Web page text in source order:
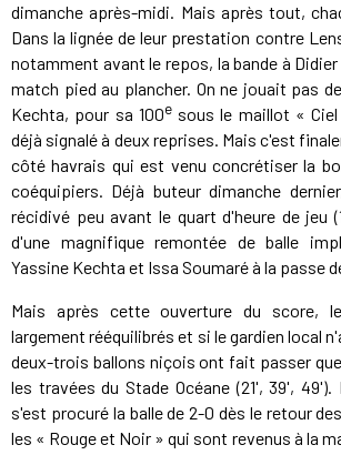
dimanche après-midi. Mais après tout,
Dans la lignée de leur prestation contre
notamment avant le repos, la bande à
match pied au plancher. On ne jouait pas
Kechta, pour sa 100esous le maillot «
déjà signalé à deux reprises. Mais c'est
côté havrais qui est venu concrétiser la
coéquipiers. Déjà buteur dimanche
récidivé peu avant le quart d'heure de jeu
d'une magnifique remontée de balle
Yassine Kechta et Issa Soumaré à la passe
Mais après cette ouverture du score,
largement rééquilibrés et si le gardien local
deux-trois ballons niçois ont fait passer
les travées du Stade Océane (21', 39',
s'est procuré la balle de 2-0 dès le retour
les « Rouge et Noir » qui sont revenus à la